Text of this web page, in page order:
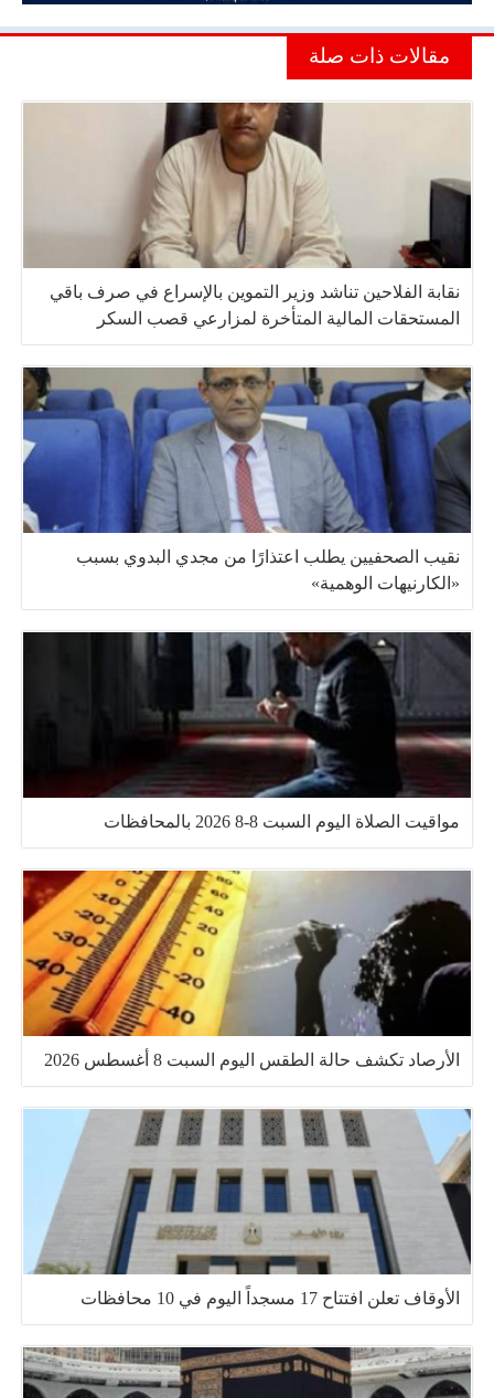
مقالات ذات صلة
نقابة الفلاحين تناشد وزير التموين بالإسراع في صرف باقي
المستحقات المالية المتأخرة لمزارعي قصب السكر
نقيب الصحفيين يطلب اعتذارًا من مجدي البدوي بسبب
«الكارنيهات الوهمية»
مواقيت الصلاة اليوم السبت 8-8 2026 بالمحافظات
الأرصاد تكشف حالة الطقس اليوم السبت 8 أغسطس 2026
الأوقاف تعلن افتتاح 17 مسجداً اليوم في 10 محافظات